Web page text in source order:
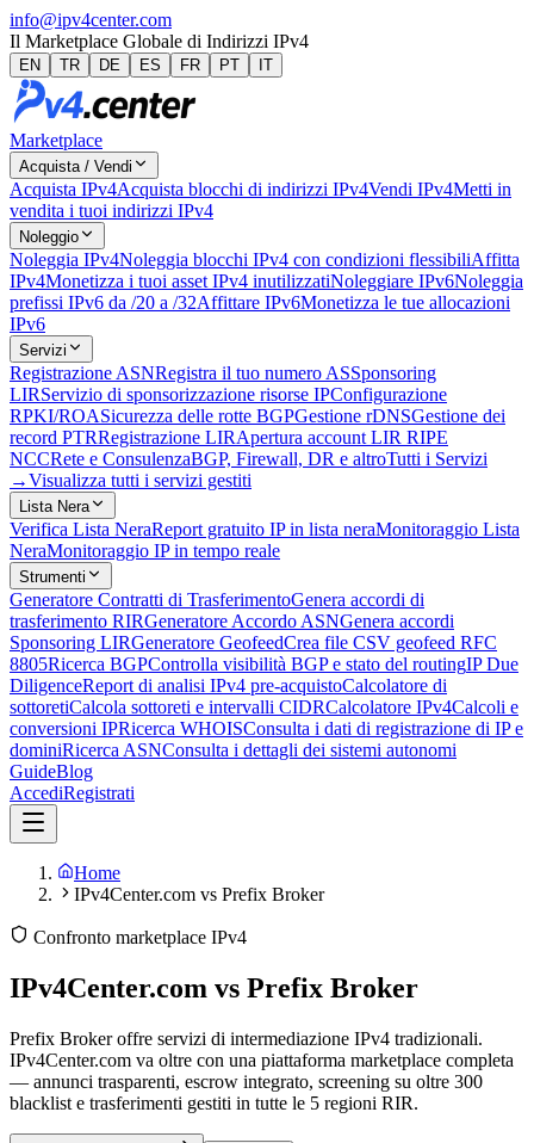
info@ipv4center.com
Il Marketplace Globale di Indirizzi IPv4
EN TR DE ES FR PT IT
Marketplace
Acquista / Vendi
Acquista IPv4Acquista blocchi di indirizzi IPv4Vendi IPv4Metti in
vendita i tuoi indirizzi IPv4
Noleggio
Noleggia IPv4Noleggia blocchi IPv4 con condizioni flessibiliAffitta
IPv4Monetizza i tuoi asset IPv4 inutilizzatiNoleggiare IPv6Noleggia
prefissi IPv6 da /20 a /32Affittare IPv6Monetizza le tue allocazioni
IPv6
Servizi
Registrazione ASNRegistra il tuo numero ASSponsoring
LIRServizio di sponsorizzazione risorse IPConfigurazione
RPKI/ROASicurezza delle rotte BGPGestione rDNSGestione dei
record PTRRegistrazione LIRApertura account LIR RIPE
NCCRete e ConsulenzaBGP, Firewall, DR e altroTutti i Servizi
→Visualizza tutti i servizi gestiti
Lista Nera
Verifica Lista NeraReport gratuito IP in lista neraMonitoraggio Lista
NeraMonitoraggio IP in tempo reale
Strumenti
Generatore Contratti di TrasferimentoGenera accordi di
trasferimento RIRGeneratore Accordo ASNGenera accordi
Sponsoring LIRGeneratore GeofeedCrea file CSV geofeed RFC
8805Ricerca BGPControlla visibilità BGP e stato del routingIP Due
DiligenceReport di analisi IPv4 pre-acquistoCalcolatore di
sottoretiCalcola sottoreti e intervalli CIDRCalcolatore IPv4Calcoli e
conversioni IPRicerca WHOISConsulta i dati di registrazione di IP e
dominiRicerca ASNConsulta i dettagli dei sistemi autonomi
GuideBlog
AccediRegistrati
Home
IPv4Center.com vs Prefix Broker
Confronto marketplace IPv4
IPv4Center.com vs Prefix Broker
Prefix Broker offre servizi di intermediazione IPv4 tradizionali.
IPv4Center.com va oltre con una piattaforma marketplace completa
— annunci trasparenti, escrow integrato, screening su oltre 300
blacklist e trasferimenti gestiti in tutte le 5 regioni RIR.